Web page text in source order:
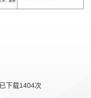
下载1404次